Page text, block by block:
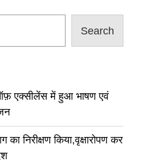
Search
एक्सीलेंस में हुआ भाषण एवं
निरीक्षण किया,वृक्षारोपण कर